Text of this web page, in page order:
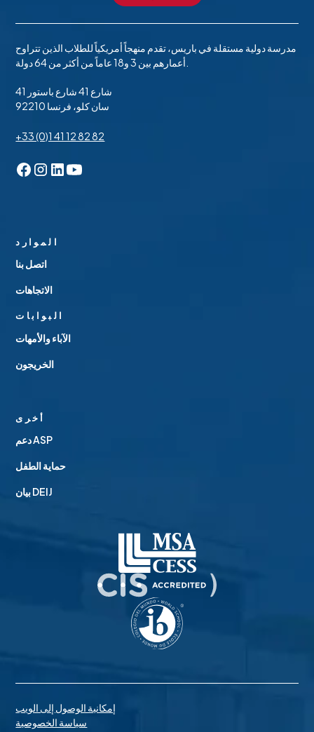
مدرسة دولية مستقلة في باريس، تقدم منهجاً أمريكياً للطلاب الذين تتراوح
41 شارع 41 شارع باستور
92210 سان كلو، فرنسا
+33 (0)1 41 12 82 82
الموارد
اتصل بنا
الاتجاهات
البوابات
الآباء والأمهات
الخريجون
أخرى
دعم ASP
حماية الطفل
بيان DEIJ
إمكانية الوصول إلى الويب
سياسة الخصوصية